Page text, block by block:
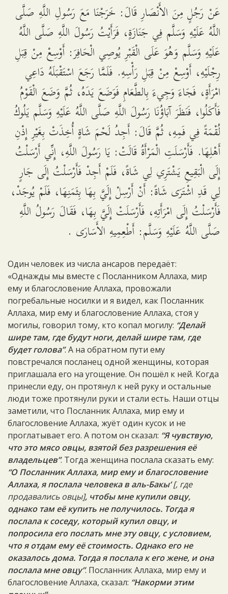
عَنْ رَجُلٍ مِنَ الأَنْصَارِ قَالَ: خَرَجْنَا مَعَ رَسُولِ اللَّهِ صَلَّى
اللَّهُ عَلَيْهِ وَسَلَّم فِي جَنَازَةٍ، فَرَأَيْتُ رَسُولَ اللَّهِ صَلَّى اللَّهُ
عَلَيْهِ وَسَلَّم وَهُوَ عَلَى الْقَبْرِ يُوصِي الْحَافِرَ: أَوْسِعْ مِنْ قِبَلِ
رِجْلَيْهِ، أَوْسِعْ مِنْ قِبَلِ رَأْسِهِ. فَلَمَّا رَجَعَ اسْتَقْبَلَهُ دَاعِي
امْرَأَةٍ، فَجَاءَ وَجِيءَ بِالطَّعَامِ فَوَضَعَ يَدَهُ، ثُمَّ وَضَعَ الْقَوْمُ
فَأَكَلُوا، فَنَظَرَ آبَاؤُنَا رَسُولَ اللَّهِ صَلَّى اللَّهُ عَلَيْهِ وَسَلَّم يَلُوكُ
لُقْمَةً فِي فَمِهِ، ثُمَّ قَالَ: أَجِدُ لَحْمَ شَاةٍ أُخِذَتْ بِغَيْرِ إِذْنِ
أَهْلِهَا. فَأَرْسَلَتِ الْمَرْأَةُ قَالَتْ: يَا رَسُولَ اللَّهِ، إِنِّي أَرْسَلْتُ
إِلَى الْبَقِيعِ يَشْتَرِي لِي شَاةً، فَلَمْ أَجِدْ فَأَرْسَلْتُ إِلَى جَارٍ
لِي قَدِ اشْتَرَى شَاةً: أَنْ أَرْسِلْ إِلَيَّ بِهَا بِثَمَنِهَا، فَلَمْ يُوجَدْ،
فَأَرْسَلْتُ إِلَى امْرَأَتِهِ، فَأَرْسَلَتْ إِلَيَّ بِهَا، فَقَالَ رَسُولُ اللَّهِ
صَلَّى اللَّهُ عَلَيْهِ وَسَلَّم: أَطْعِمِيهِ الأَسَارَى .
Один человек из числа ансаров передаёт:
«Однажды мы вместе с Посланником Аллаха, мир
ему и благословение Аллаха, провожали
погребальные носилки и я видел, как Посланник
Аллаха, мир ему и благословение Аллаха, стоя у
могилы, говорил тому, кто копал могилу: “Делай
шире там, где будут ноги, делай шире там, где
будет голова”. А на обратном пути ему
повстречался посланец одной женщины, которая
приглашала его на угощение. Он пошёл к ней. Когда
принесли еду, он протянул к ней руку и остальные
люди тоже протянули руки и стали есть. Наши отцы
заметили, что Посланник Аллаха, мир ему и
благословение Аллаха, жуёт один кусок и не
проглатывает его. А потом он сказал: “Я чувствую,
что это мясо овцы, взятой без разрешения её
владельцев”. Тогда женщина послала сказать ему:
“О Посланник Аллаха, мир ему и благословение
Аллаха, я послала человека в аль-Бакы‘[, где
продавались овцы], чтобы мне купили овцу,
однако там её купить не получилось. Тогда я
послала к соседу, который купил овцу, и
попросила его послать мне эту овцу, с условием,
что я отдам ему её стоимость. Однако его не
оказалось дома. Тогда я послала к его жене, и она
послала мне овцу”. Посланник Аллаха, мир ему и
благословение Аллаха, сказал: “Накорми этим